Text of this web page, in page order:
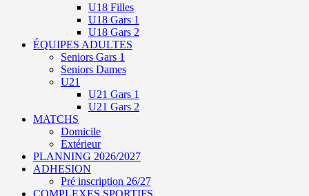
U18 Filles
U18 Gars 1
U18 Gars 2
ÉQUIPES ADULTES
Seniors Gars 1
Seniors Dames
U21
U21 Gars 1
U21 Gars 2
MATCHS
Domicile
Extérieur
PLANNING 2026/2027
ADHESION
Pré inscription 26/27
COMPLEXES SPORTIFS